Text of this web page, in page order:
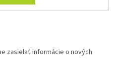
zasielať informácie o nových